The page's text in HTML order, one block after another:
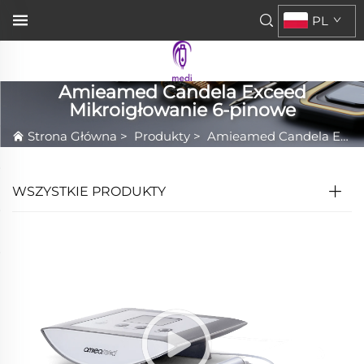
PL
Amieamed Candela Exceed
Mikroigłowanie 6-pinowe
Strona Główna > Produkty > Amieamed Candela Exceed Mikroigłowanie 6-pinowe
WSZYSTKIE PRODUKTY